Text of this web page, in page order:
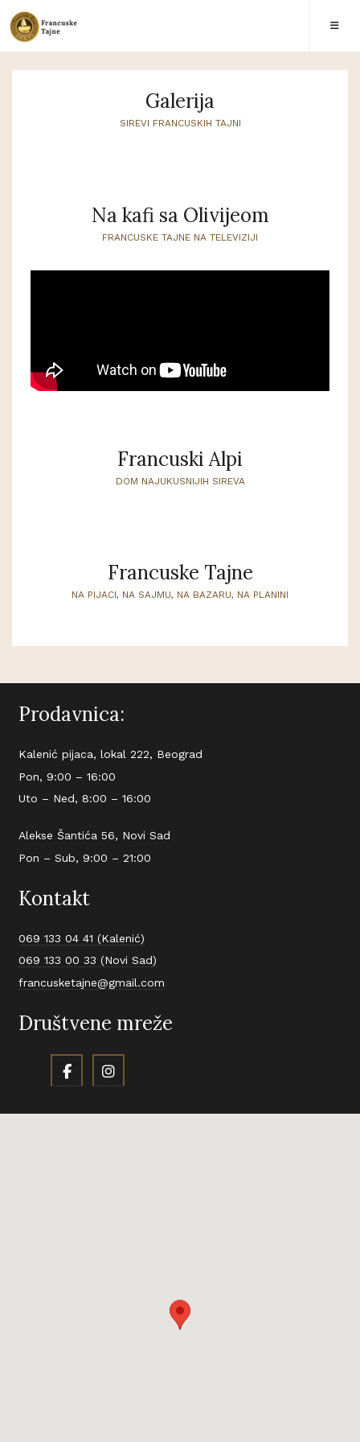
Galerija
SIREVI FRANCUSKIH TAJNI
Na kafi sa Olivijeom
FRANCUSKE TAJNE NA TELEVIZIJI
Francuski Alpi
DOM NAJUKUSNIJIH SIREVA
Francuske Tajne
NA PIJACI, NA SAJMU, NA BAZARU, NA PLANINI
Prodavnica:
Kalenić pijaca, lokal 222, Beograd
Pon, 9:00 – 16:00
Uto – Ned, 8:00 – 16:00
Alekse Šantića 56, Novi Sad
Pon – Sub, 9:00 – 21:00
Kontakt
069 133 04 41 (Kalenić)
069 133 00 33 (Novi Sad)
francusketajne@gmail.com
Društvene mreže